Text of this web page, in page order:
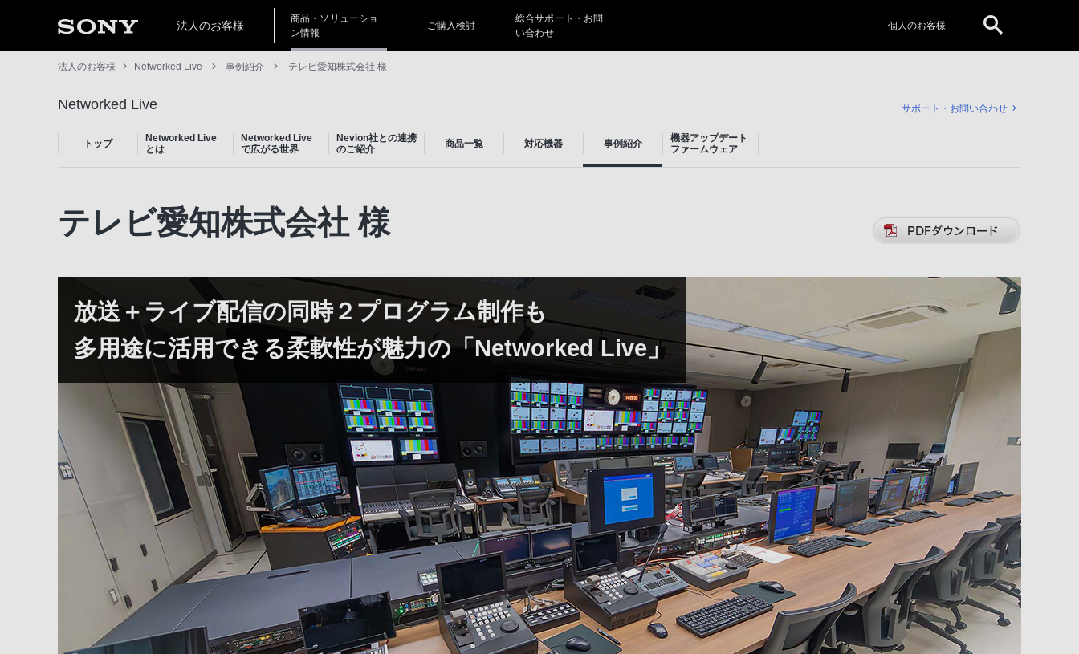
法人のお客様
商品・ソリューショ
ン情報
ご購入検討
総合サポート・お問
い合わせ
個人のお客様
法人のお客様 Networked Live 事例紹介 テレビ愛知株式会社 様
Networked Live サポート・お問い合わせ
トップ
Networked Live
とは
Networked Live
で広がる世界
Nevion社との連携
のご紹介
商品一覧 対応機器 事例紹介
機器アップデート
ファームウェア
テレビ愛知株式会社 様
放送＋ライブ配信の同時２プログラム制作も
多用途に活用できる柔軟性が魅力の「Networked Live」